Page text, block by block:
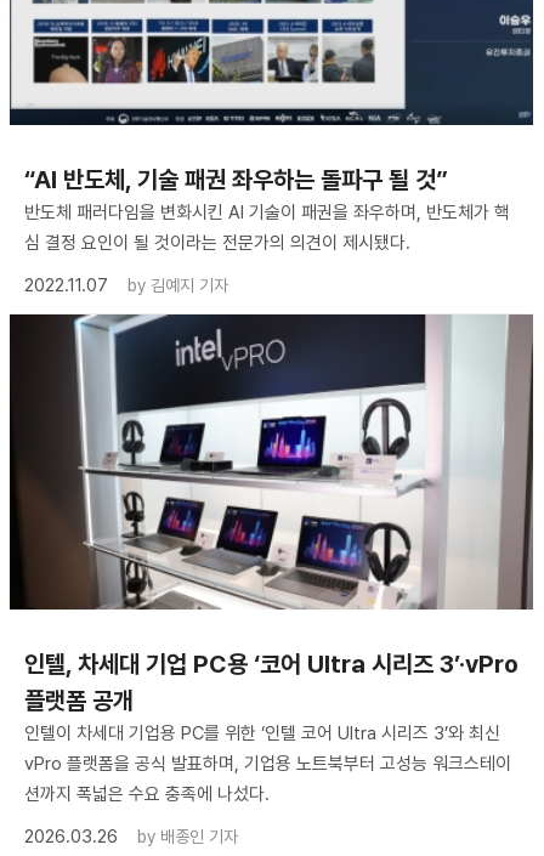
“AI 반도체, 기술 패권 좌우하는 돌파구 될 것”
반도체 패러다임을 변화시킨 AI 기술이 패권을 좌우하며, 반도체가 핵
심 결정 요인이 될 것이라는 전문가의 의견이 제시됐다.
2022.11.07
by 김예지 기자
인텔, 차세대 기업 PC용 ‘코어 Ultra 시리즈 3’·vPro
플랫폼 공개
인텔이 차세대 기업용 PC를 위한 ‘인텔 코어 Ultra 시리즈 3’와 최신
vPro 플랫폼을 공식 발표하며, 기업용 노트북부터 고성능 워크스테이
션까지 폭넓은 수요 충족에 나섰다.
2026.03.26
by 배종인 기자